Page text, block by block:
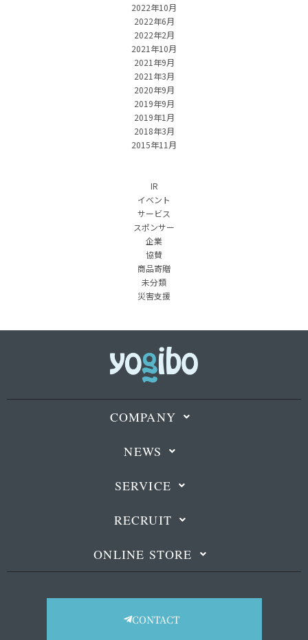
2022年10月
2022年6月
2022年2月
2021年10月
2021年9月
2021年3月
2020年9月
2019年9月
2019年1月
2018年3月
2015年11月
IR
イベント
サービス
スポンサー
企業
協賛
商品寄贈
未分類
災害支援
COMPANY
NEWS
SERVICE
RECRUIT
ONLINE STORE
CONTACT